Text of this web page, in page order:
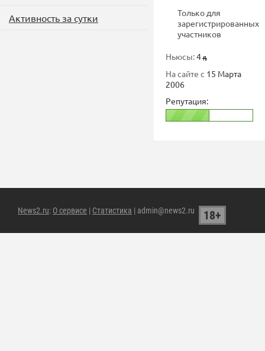
Активность за сутки
Только для
зарегистрированных
участников
Ньюсы:4
На сайте с 15 Марта
2006
Репутация:
News2.ru: О сервисе | Статистика | admin@news2.ru 18+